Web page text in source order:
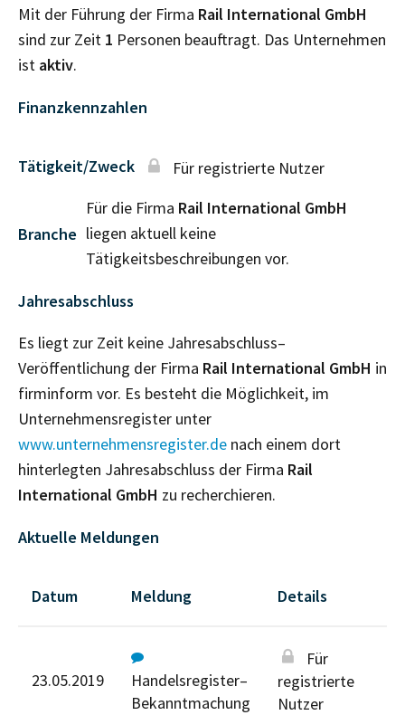
Mit der Führung der Firma Rail International GmbH
sind zur Zeit 1 Personen beauftragt. Das Unternehmen
ist aktiv.
Finanzkennzahlen
Tätigkeit/Zweck Für registrierte Nutzer
Branche
Für die Firma Rail International GmbH
liegen aktuell keine
Tätigkeitsbeschreibungen vor.
Jahresabschluss
Es liegt zur Zeit keine Jahresabschluss–
Veröffentlichung der Firma Rail International GmbH in
firminform vor. Es besteht die Möglichkeit, im
Unternehmensregister unter
www.unternehmensregister.de nach einem dort
hinterlegten Jahresabschluss der Firma Rail
International GmbH zu recherchieren.
Aktuelle Meldungen
Datum Meldung Details
23.05.2019
Handelsregister–
Bekanntmachung
Für
registrierte
Nutzer